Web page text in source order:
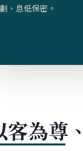
劃、息低保密。
為尊